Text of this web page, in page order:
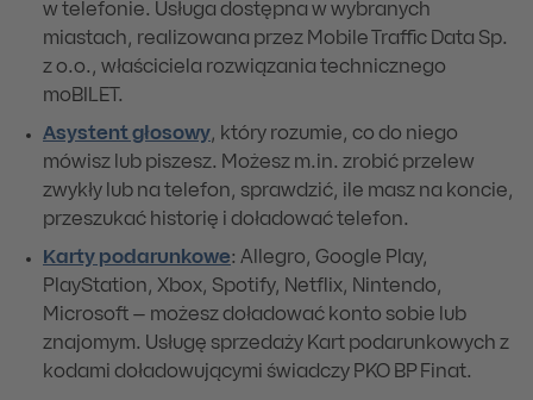
w telefonie. Usługa dostępna w wybranych
miastach, realizowana przez Mobile Traffic Data Sp.
z o.o., właściciela rozwiązania technicznego
moBILET.
Asystent głosowy, który rozumie, co do niego
mówisz lub piszesz. Możesz m.in. zrobić przelew
zwykły lub na telefon, sprawdzić, ile masz na koncie,
przeszukać historię i doładować telefon.
Karty podarunkowe: Allegro, Google Play,
PlayStation, Xbox, Spotify, Netflix, Nintendo,
Microsoft – możesz doładować konto sobie lub
znajomym. Usługę sprzedaży Kart podarunkowych z
kodami doładowującymi świadczy PKO BP Finat.